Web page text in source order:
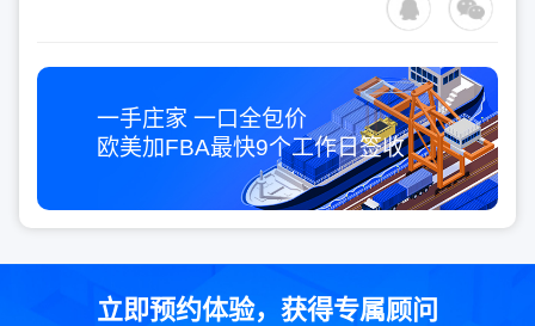
一手庄家 一口全包价
欧美加FBA最快9个工作日签收
立即预约体验，获得专属顾问